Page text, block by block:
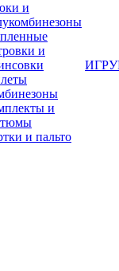
и
и
и
и пальто